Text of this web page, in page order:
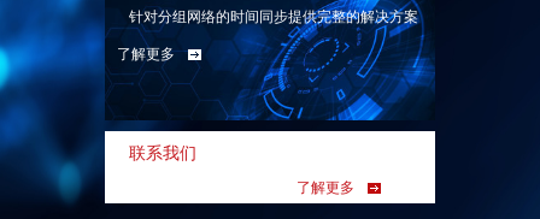
针对分组网络的时间同步提供完整的解决方案
了解更多
联系我们
了解更多